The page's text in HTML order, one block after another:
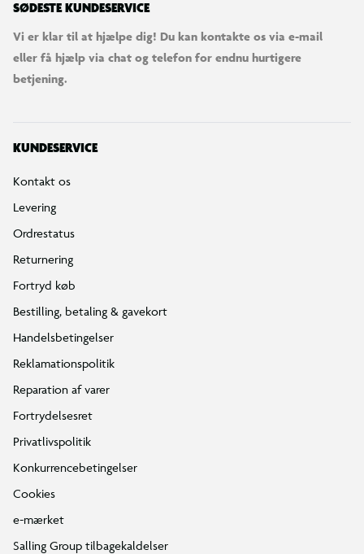
SØDESTE KUNDESERVICE
Vi er klar til at hjælpe dig! Du kan kontakte os via e-mail
eller få hjælp via chat og telefon for endnu hurtigere
betjening.
KUNDESERVICE
Kontakt os
Levering
Ordrestatus
Returnering
Fortryd køb
Bestilling, betaling & gavekort
Handelsbetingelser
Reklamationspolitik
Reparation af varer
Fortrydelsesret
Privatlivspolitik
Konkurrencebetingelser
Cookies
e-mærket
Salling Group tilbagekaldelser